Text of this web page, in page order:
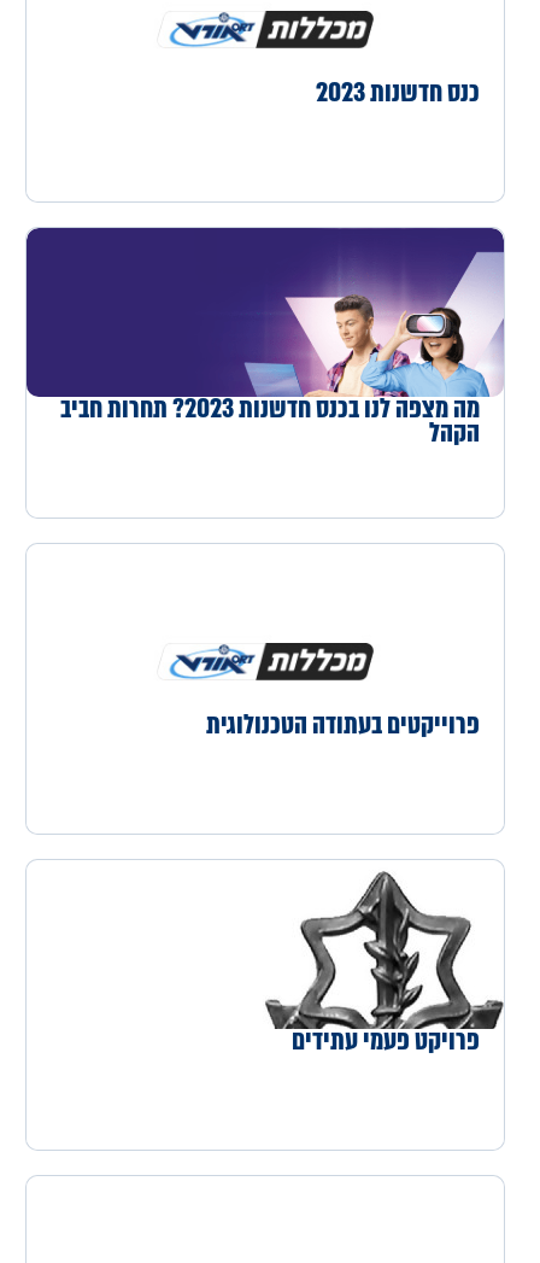
כנס חדשנות 2023
מה מצפה לנו בכנס חדשנות 2023? תחרות חביב
הקהל
פרוייקטים בעתודה הטכנולוגית
פרויקט פעמי עתידים